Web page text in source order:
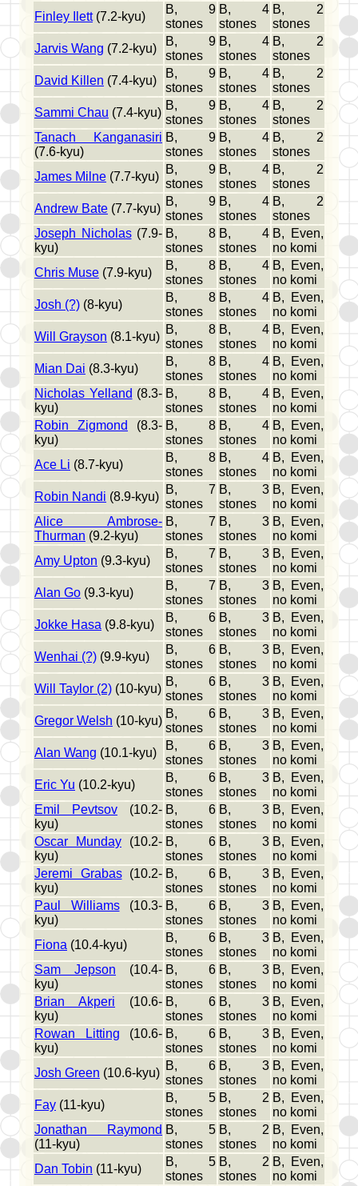
Finley Ilett(7.2-kyu)
B, 9
stones
B, 4
stones
B, 2
stones
Jarvis Wang (7.2-kyu)
B, 9
stones
B, 4
stones
B, 2
stones
David Killen (7.4-kyu)
B, 9
stones
B, 4
stones
B, 2
stones
Sammi Chau (7.4-kyu)
B, 9
stones
B, 4
stones
B, 2
stones
Tanach Kanganasiri
(7.6-kyu)
B, 9
stones
B, 4
stones
B, 2
stones
James Milne (7.7-kyu)
B, 9
stones
B, 4
stones
B, 2
stones
Andrew Bate (7.7-kyu)
B, 9
stones
B, 4
stones
B, 2
stones
Joseph Nicholas(7.9-
kyu)
B, 8
stones
B, 4
stones
B, Even,
no komi
Chris Muse (7.9-kyu)
B, 8
stones
B, 4
stones
B, Even,
no komi
Josh (?) (8-kyu)
B, 8
stones
B, 4
stones
B, Even,
no komi
Will Grayson (8.1-kyu)
B, 8
stones
B, 4
stones
B, Even,
no komi
Mian Dai (8.3-kyu)
B, 8
stones
B, 4
stones
B, Even,
no komi
Nicholas Yelland (8.3-
kyu)
B, 8
stones
B, 4
stones
B, Even,
no komi
Robin Zigmond
(8.3-
kyu)
B, 8
stones
B, 4
stones
B, Even,
no komi
Ace Li (8.7-kyu)
B, 8
stones
B, 4
stones
B, Even,
no komi
Robin Nandi (8.9-kyu)
B, 7
stones
B, 3
stones
B, Even,
no komi
Alice Ambrose-
Thurman (9.2-kyu)
B, 7
stones
B, 3
stones
B, Even,
no komi
Amy Upton (9.3-kyu)
B, 7
stones
B, 3
stones
B, Even,
no komi
Alan Go (9.3-kyu)
B, 7
stones
B, 3
stones
B, Even,
no komi
Jokke Hasa (9.8-kyu)
B, 6
stones
B, 3
stones
B, Even,
no komi
Wenhai (?) (9.9-kyu)
B, 6
stones
B, 3
stones
B, Even,
no komi
Will Taylor (2) (10-kyu)
B, 6
stones
B, 3
stones
B, Even,
no komi
Gregor Welsh (10-kyu)
B, 6
stones
B, 3
stones
B, Even,
no komi
Alan Wang (10.1-kyu)
B, 6
stones
B, 3
stones
B, Even,
no komi
Eric Yu (10.2-kyu)
B, 6
stones
B, 3
stones
B, Even,
no komi
Emil Pevtsov (10.2-
kyu)
B, 6
stones
B, 3
stones
B, Even,
no komi
Oscar Munday (10.2-
kyu)
B, 6
stones
B, 3
stones
B, Even,
no komi
Jeremi Grabas(10.2-
kyu)
B, 6
stones
B, 3
stones
B, Even,
no komi
Paul Williams(10.3-
kyu)
B, 6
stones
B, 3
stones
B, Even,
no komi
Fiona (10.4-kyu)
B, 6
stones
B, 3
stones
B, Even,
no komi
Sam Jepson (10.4-
kyu)
B, 6
stones
B, 3
stones
B, Even,
no komi
Brian Akperi (10.6-
kyu)
B, 6
stones
B, 3
stones
B, Even,
no komi
Rowan Litting (10.6-
kyu)
B, 6
stones
B, 3
stones
B, Even,
no komi
Josh Green (10.6-kyu)
B, 6
stones
B, 3
stones
B, Even,
no komi
Fay (11-kyu)
B, 5
stones
B, 2
stones
B, Even,
no komi
Jonathan Raymond
(11-kyu)
B, 5
stones
B, 2
stones
B, Even,
no komi
Dan Tobin (11-kyu)
B, 5
stones
B, 2
stones
B, Even,
no komi